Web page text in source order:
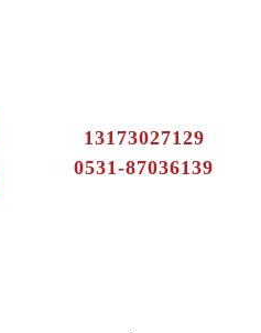
13173027129
0531-87036139